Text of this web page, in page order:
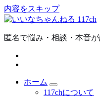
内容をスキップ
匿名で悩み・相談・本音
ホーム
117chについて